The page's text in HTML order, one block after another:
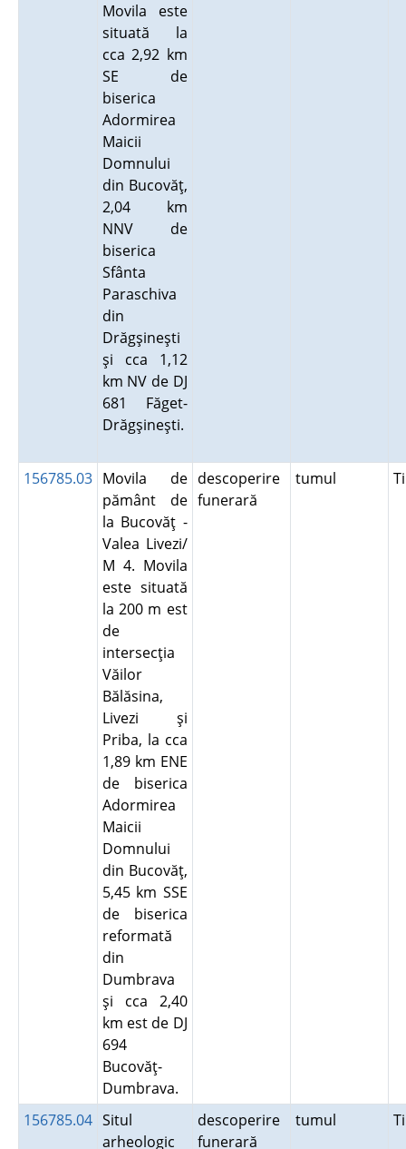
Movila este
situată la
cca 2,92 km
SE de
biserica
Adormirea
Maicii
Domnului
din Bucovăţ,
2,04 km
NNV de
biserica
Sfânta
Paraschiva
din
Drăgşineşti
şi cca 1,12
km NV de DJ
681 Făget-
Drăgşineşti.
156785.03 Movila de
pământ de
la Bucovăţ -
Valea Livezi/
M 4. Movila
este situată
la 200 m est
de
intersecţia
Văilor
Bălăsina,
Livezi şi
Priba, la cca
1,89 km ENE
de biserica
Adormirea
Maicii
Domnului
din Bucovăţ,
5,45 km SSE
de biserica
reformată
din
Dumbrava
şi cca 2,40
km est de DJ
694
Bucovăţ-
Dumbrava.
descoperire
funerară
tumul
156785.04 Situl
arheologic
descoperire
funerară
tumul